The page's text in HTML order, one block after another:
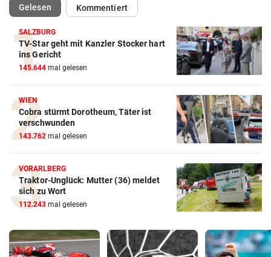
Gelesen(ausgewählt)Kommentiert
SALZBURG
TV-Star geht mit Kanzler Stocker hart
ins Gericht
145.644 mal gelesen
WIEN
Cobra stürmt Dorotheum, Täter ist
verschwunden
143.762 mal gelesen
VORARLBERG
Traktor-Unglück: Mutter (36) meldet
sich zu Wort
112.243 mal gelesen